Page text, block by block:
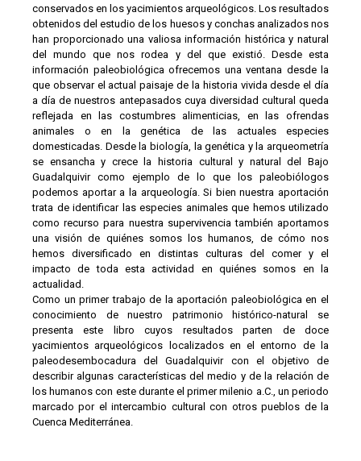
conservados en los yacimientos arqueológicos. Los resultados
obtenidos del estudio de los huesos y conchas analizados nos
han proporcionado una valiosa información histórica y natural
del mundo que nos rodea y del que existió. Desde esta
información paleobiológica ofrecemos una ventana desde la
que observar el actual paisaje de la historia vivida desde el día
a día de nuestros antepasados cuya diversidad cultural queda
reflejada en las costumbres alimenticias, en las ofrendas
animales o en la genética de las actuales especies
domesticadas. Desde la biología, la genética y la arqueometría
se ensancha y crece la historia cultural y natural del Bajo
Guadalquivir como ejemplo de lo que los paleobiólogos
podemos aportar a la arqueología. Si bien nuestra aportación
trata de identificar las especies animales que hemos utilizado
como recurso para nuestra supervivencia también aportamos
una visión de quiénes somos los humanos, de cómo nos
hemos diversificado en distintas culturas del comer y el
impacto de toda esta actividad en quiénes somos en la
actualidad.
Como un primer trabajo de la aportación paleobiológica en el
conocimiento de nuestro patrimonio histórico-natural se
presenta este libro cuyos resultados parten de doce
yacimientos arqueológicos localizados en el entorno de la
paleodesembocadura del Guadalquivir con el objetivo de
describir algunas características del medio y de la relación de
los humanos con este durante el primer milenio a.C., un periodo
marcado por el intercambio cultural con otros pueblos de la
Cuenca Mediterránea.